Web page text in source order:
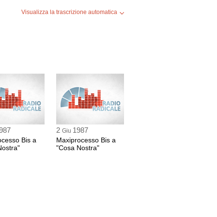
Visualizza la trascrizione automatica
Bis a
2 Giu 1987
Maxiprocesso Bis a
"Cosa Nostra"